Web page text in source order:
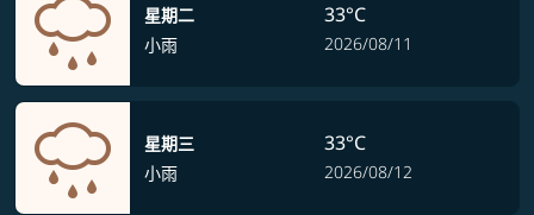
星期二
小雨
33°C
2026/08/11
星期三
小雨
33°C
2026/08/12